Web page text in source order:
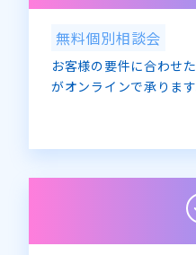
無料個別相談会
お客様の要件に合わせ
がオンラインで承ります